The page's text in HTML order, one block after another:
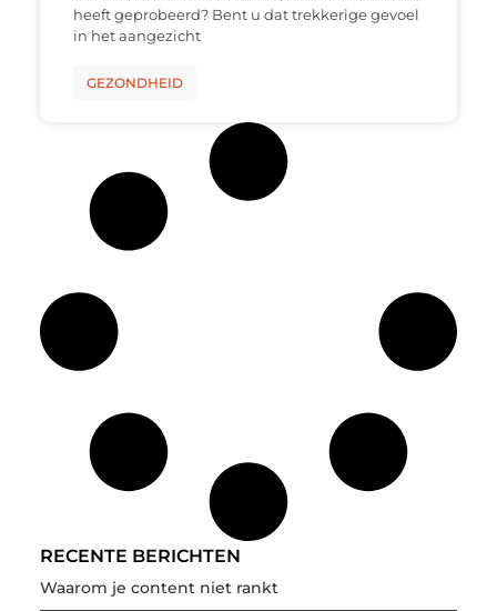
RECENTE BERICHTEN
Waarom je content niet rankt
heeft geprobeerd? Bent u dat trekkerige gevoel
in het aangezicht
GEZONDHEID